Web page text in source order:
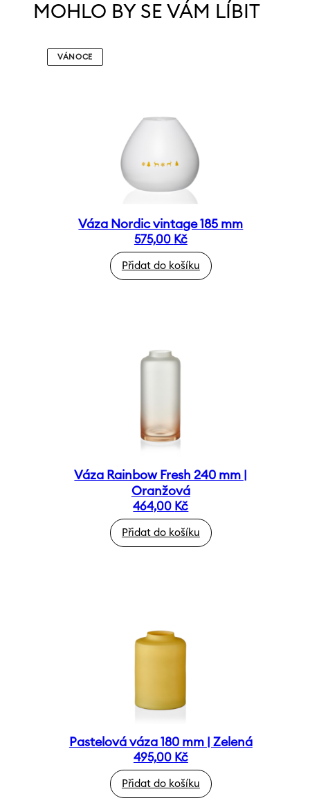
MOHLO BY SE VÁM LÍBIT
VÁNOCE
Váza Nordic vintage 185 mm
575,00 Kč
Přidat do košíku
Váza Rainbow Fresh 240 mm |
Oranžová
464,00 Kč
Přidat do košíku
Pastelová váza 180 mm | Zelená
495,00 Kč
Přidat do košíku